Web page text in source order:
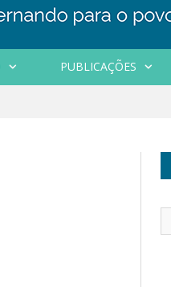
PUBLICAÇÕES